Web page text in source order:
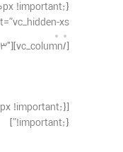
xs”]
[/vc_column][vc_column width=”1/3″][vc_separator css=”.vc_custom_1494428989644{margin-bottom: 30px !important;}”]
!important;}”]